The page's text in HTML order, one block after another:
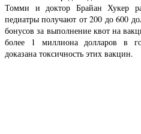
Томми и доктор Брайан Хукер
педиатры получают от 200 до 600
бонусов за выполнение квот на
более 1 миллиона долларов в
доказана токсичность этих вакцин.